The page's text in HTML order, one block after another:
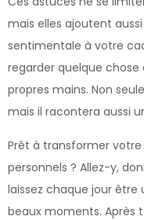
mais elles ajoutent
sentimentale à votre
regarder quelque chose
propres mains. Non
mais il racontera aussi
Prêt à transformer
personnels ? Allez-y,
laissez chaque jour être
beaux moments. Après